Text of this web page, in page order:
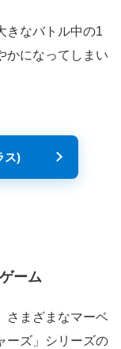
きなバトル中の1
かになってしまい
ス)
ーム
さまざまなマーベ
ーズ」シリーズの